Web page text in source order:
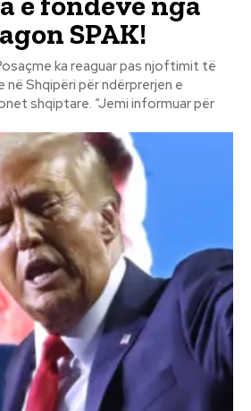
SPAK!
ka reaguar pas njoftimit të
në Shqipëri për ndërprerjen e
“Jemi informuar për